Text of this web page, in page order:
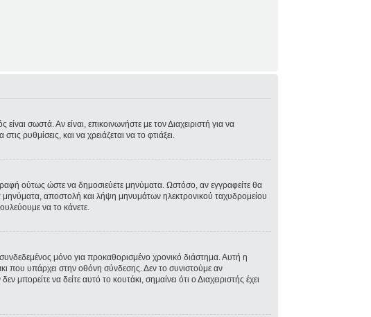
σωστά. Αν είναι, επικοινωνήστε με τον Διαχειριστή για να
ρυθμίσεις, και να χρειάζεται να το φτιάξει.
ούτως ώστε να δημοσιεύετε μηνύματα. Ωστόσο, αν εγγραφείτε θα
μηνύματα, αποστολή και λήψη μηνυμάτων ηλεκτρονικού ταχυδρομείου
να το κάνετε.
μόνο για προκαθορισμένο χρονικό διάστημα. Αυτή η
που υπάρχει στην οθόνη σύνδεσης. Δεν το συνιστούμε αν
να δείτε αυτό το κουτάκι, σημαίνει ότι ο Διαχειριστής έχει